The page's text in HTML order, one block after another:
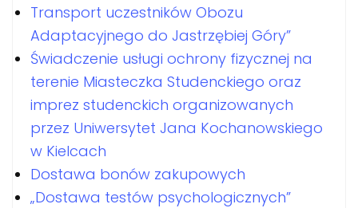
Transport uczestników Obozu
Adaptacyjnego do Jastrzębiej Góry”
Świadczenie usługi ochrony fizycznej na
terenie Miasteczka Studenckiego oraz
imprez studenckich organizowanych
przez Uniwersytet Jana Kochanowskiego
w Kielcach
Dostawa bonów zakupowych
„Dostawa testów psychologicznych”